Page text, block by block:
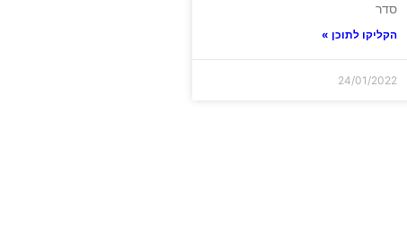
סדר
הקליקו לתוכן »
24/01/2022